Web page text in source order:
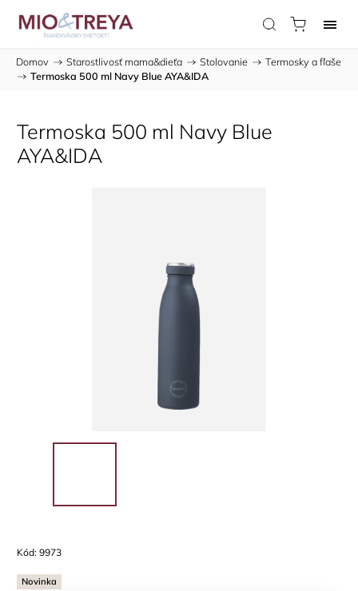
Domov / Starostlivosť mama&dieťa / Stolovanie /
Termosky a fľaše
/
Termoska 500 ml Navy Blue AYA&IDA
Termoska 500 ml Navy Blue
AYA&IDA
Kód: 9973
Novinka